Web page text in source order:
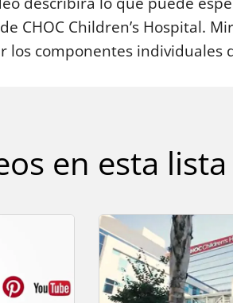
CHOC Children’s Hospital.
los componentes individuales
en esta lista